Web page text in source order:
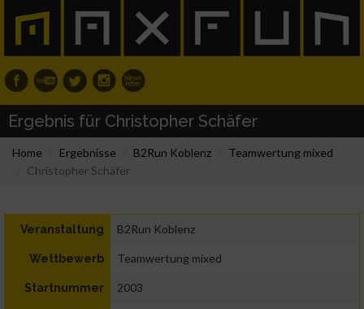
Ergebnis für Christopher Schäfer
Home Ergebnisse B2Run Koblenz
Teamwertung mixed
Christopher Schäfer
Veranstaltung B2Run Koblenz
Wettbewerb Teamwertung mixed
Startnummer 2003